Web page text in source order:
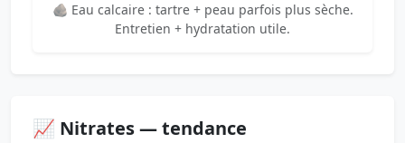
🪨 Eau calcaire : tartre + peau parfois plus sèche.
Entretien + hydratation utile.
📈 Nitrates — tendance